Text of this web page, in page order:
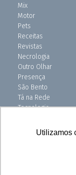
Utilizamos
Mix
Motor
Pets
Receitas
Revistas
Necrologia
Outro Olhar
Presença
São Bento
Tá na Rede
Tecnologia
Uniso Ciência